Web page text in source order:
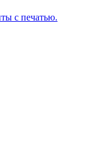
с печатью.